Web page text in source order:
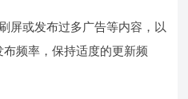
屏或发布过多广告等内容，以
频率，保持适度的更新频